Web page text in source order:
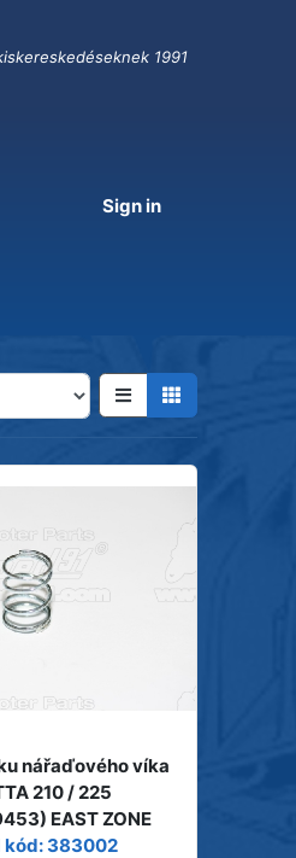
1991
Sign in
nářaďového víka
210 / 225
EAST ZONE
kód: 383002